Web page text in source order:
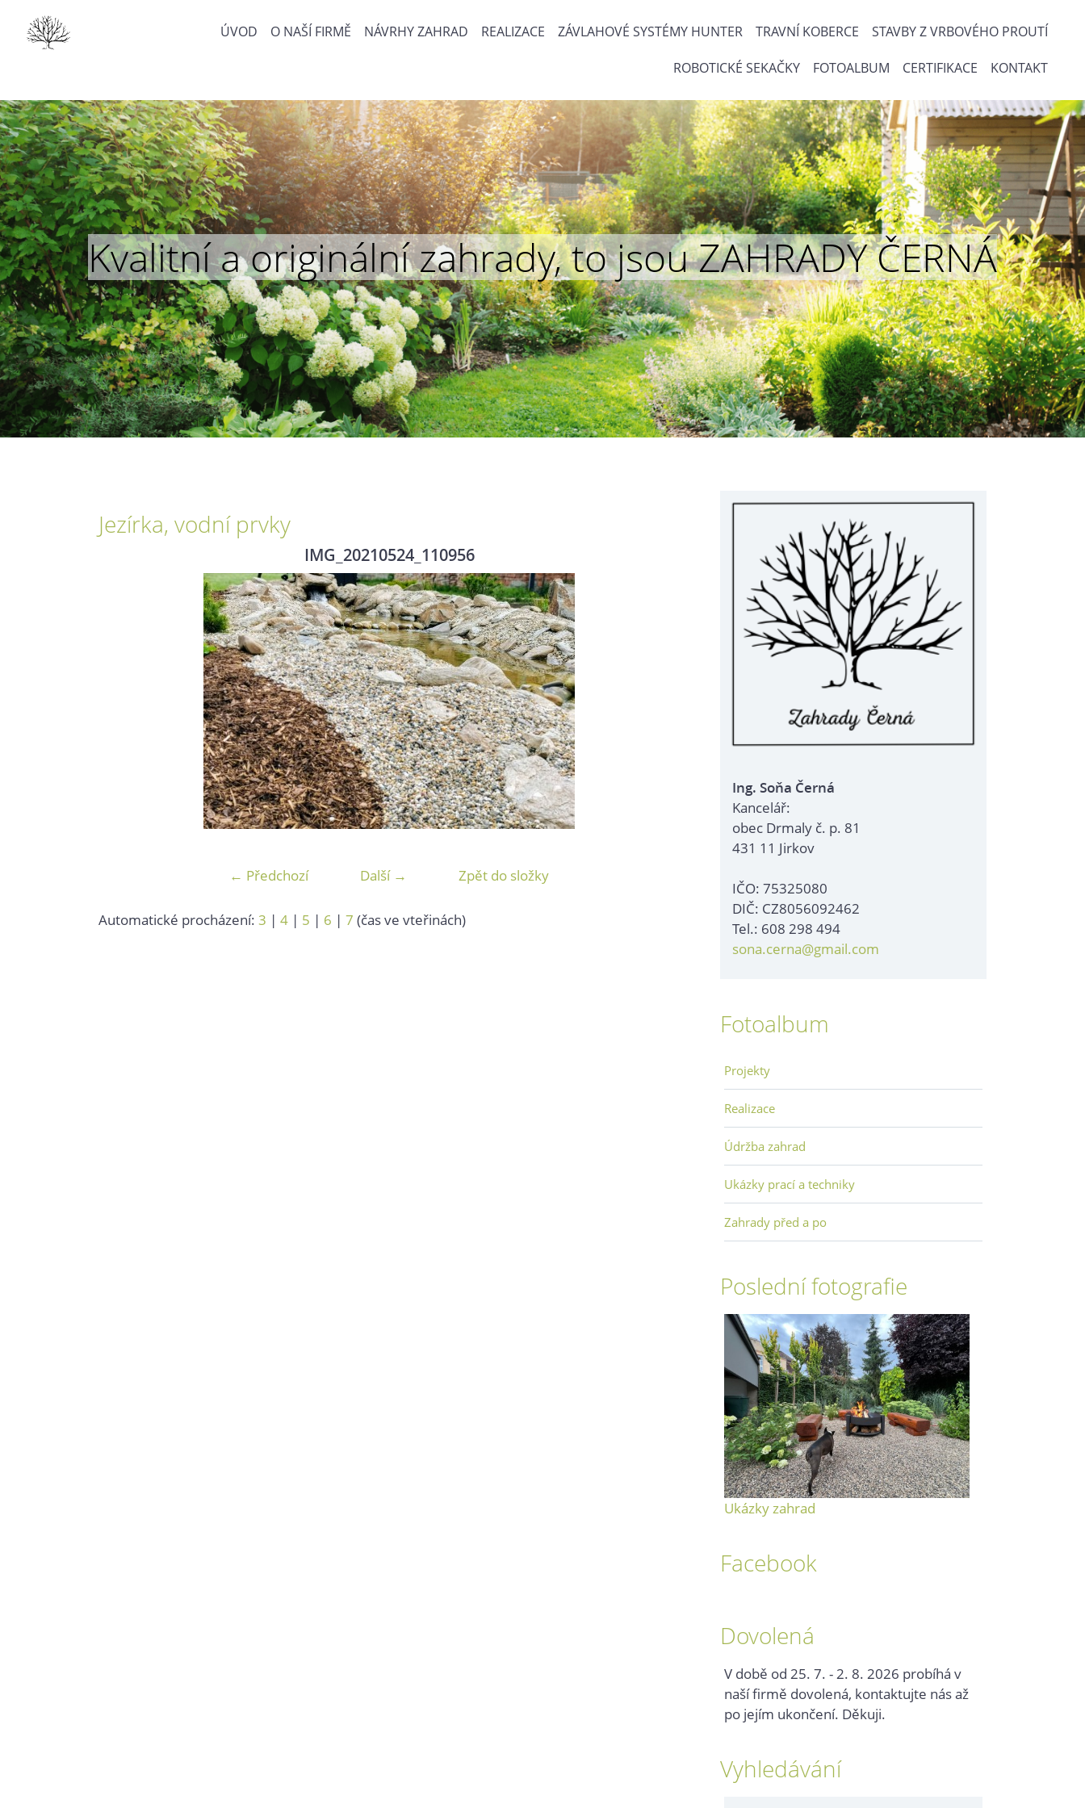
ÚVOD O NAŠÍ FIRMĚ NÁVRHY ZAHRAD REALIZACE ZÁVLAHOVÉ SYSTÉMY HUNTER TRAVNÍ KOBERCE STAVBY Z VRBOVÉHO PROUTÍ
ROBOTICKÉ SEKAČKY FOTOALBUM CERTIFIKACE KONTAKT
Kvalitní a originální zahrady, to jsou ZAHRADY ČERNÁ
Jezírka, vodní prvky
IMG_20210524_110956
← Předchozí Další → Zpět do složky
Automatické procházení: 3 | 4 | 5 | 6 | 7 (čas ve vteřinách)
Ing. Soňa Černá
Kancelář:
obec Drmaly č. p. 81
431 11 Jirkov
IČO: 75325080
DIČ: CZ8056092462
Tel.: 608 298 494
sona.cerna@gmail.com
Fotoalbum
Projekty
Realizace
Údržba zahrad
Ukázky prací a techniky
Zahrady před a po
Poslední fotografie
Ukázky zahrad
Facebook
Dovolená
V době od 25. 7. - 2. 8. 2026 probíhá v
naší firmě dovolená, kontaktujte nás až
po jejím ukončení. Děkuji.
Vyhledávání